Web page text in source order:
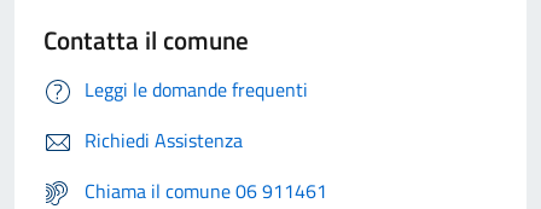
Contatta il comune
Leggi le domande frequenti
Richiedi Assistenza
Chiama il comune 06 911461